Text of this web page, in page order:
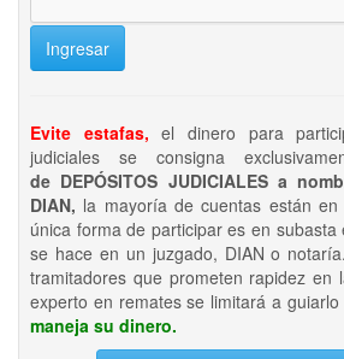
Ingresar
Evite estafas, el dinero para
judiciales se consigna
de DEPÓSITOS JUDICIALES a
DIAN, la mayoría de cuentas están
única forma de participar es en
se hace en un juzgado, DIAN o
tramitadores que prometen rapidez en
experto en remates se limitará a
maneja su dinero.